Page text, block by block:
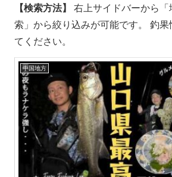
【検索方法】
右上サイドバーから「
索」から絞り込みが可能です。 釣
てください。
中国地方